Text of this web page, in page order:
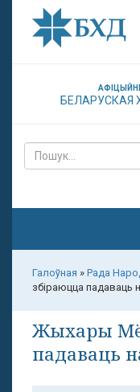
БЕЛАРУСКАЯ
Галоўная » Рада
збіраюцца падаваць
Жыхары
падаваць